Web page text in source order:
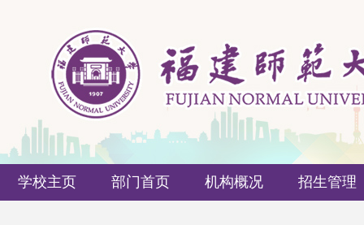
学校主页 部门首页 机构概况 招生管理